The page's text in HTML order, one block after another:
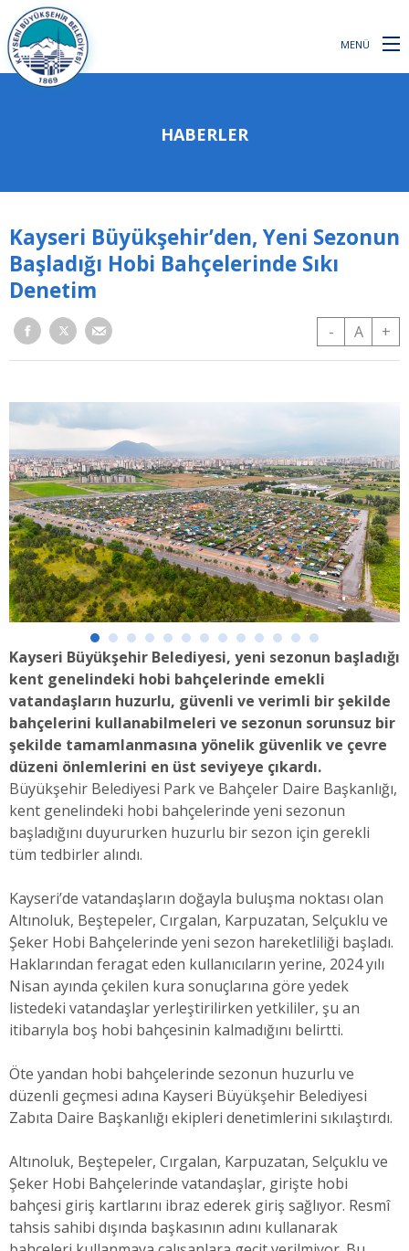
MENÜ
HABERLER
Kayseri Büyükşehir’den, Yeni Sezonun
Başladığı Hobi Bahçelerinde Sıkı
Denetim
- A +
Kayseri Büyükşehir Belediyesi, yeni sezonun başladığı
kent genelindeki hobi bahçelerinde emekli
vatandaşların huzurlu, güvenli ve verimli bir şekilde
bahçelerini kullanabilmeleri ve sezonun sorunsuz bir
şekilde tamamlanmasına yönelik güvenlik ve çevre
düzeni önlemlerini en üst seviyeye çıkardı.
Büyükşehir Belediyesi Park ve Bahçeler Daire Başkanlığı,
kent genelindeki hobi bahçelerinde yeni sezonun
başladığını duyururken huzurlu bir sezon için gerekli
tüm tedbirler alındı.
Kayseri’de vatandaşların doğayla buluşma noktası olan
Altınoluk, Beştepeler, Cırgalan, Karpuzatan, Selçuklu ve
Şeker Hobi Bahçelerinde yeni sezon hareketliliği başladı.
Haklarından feragat eden kullanıcıların yerine, 2024 yılı
Nisan ayında çekilen kura sonuçlarına göre yedek
listedeki vatandaşlar yerleştirilirken yetkililer, şu an
itibarıyla boş hobi bahçesinin kalmadığını belirtti.
Öte yandan hobi bahçelerinde sezonun huzurlu ve
düzenli geçmesi adına Kayseri Büyükşehir Belediyesi
Zabıta Daire Başkanlığı ekipleri denetimlerini sıkılaştırdı.
Altınoluk, Beştepeler, Cırgalan, Karpuzatan, Selçuklu ve
Şeker Hobi Bahçelerinde vatandaşlar, girişte hobi
bahçesi giriş kartlarını ibraz ederek giriş sağlıyor. Resmî
tahsis sahibi dışında başkasının adını kullanarak